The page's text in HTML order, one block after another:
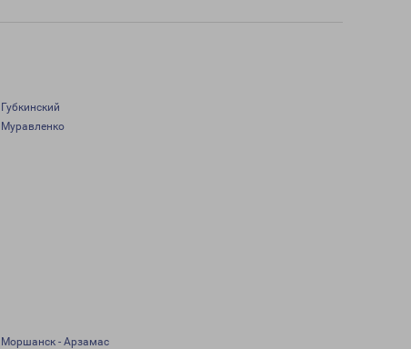
Губкинский
Муравленко
Моршанск - Арзамас